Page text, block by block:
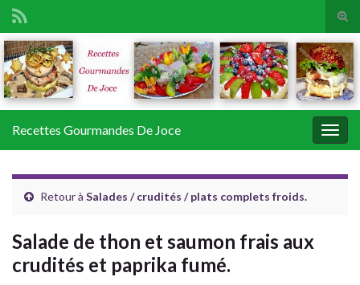
Search for:
Recettes Gourmandes De Joce
Retour à Salades / crudités / plats complets froids.
Salade de thon et saumon frais aux
crudités et paprika fumé.